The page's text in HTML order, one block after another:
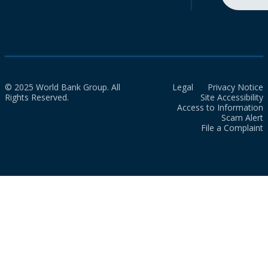
© 2025 World Bank Group. All
Rights Reserved.
Legal
Privacy Notice
Site Accessibility
Access to Information
Scam Alert
File a Complaint